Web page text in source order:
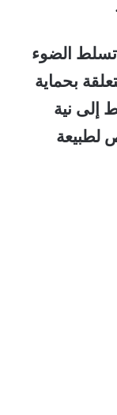
تسلط الضوء
بحماية
إلى نية
لطبيعة